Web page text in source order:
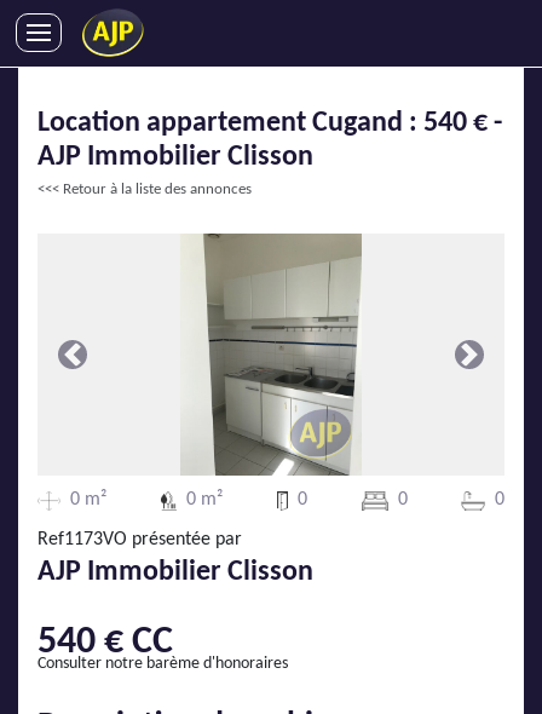
VENTES
LOCATIONS
GESTION LOCATIVE
LOCATIONS DE VACANCES
AJP Recrute
AJP Actualités
Service Qualité Clients
Location appartement Cugand : 540 € -
AJP Immobilier Clisson
<<< Retour à la liste des annonces
Précédente Suivante
0 m² 0 m² 0 0 0
Ref1173VO présentée par
AJP Immobilier Clisson
540 € CC
Consulter notre barème d'honoraires